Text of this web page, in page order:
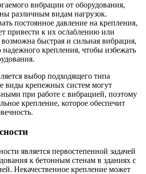
вибрации от оборудования,
различным видам нагрузок.
постоянное давление на крепления,
привести к их ослаблению или
быстрая и сильная вибрация,
надежного крепления, чтобы избежать
выбор подходящего типа
виды крепежных систем могут
при работе с вибрацией, поэтому
крепление, которое обеспечит
является первостепенной задачей
к бетонным стенам в зданиях с
Некачественное крепление может